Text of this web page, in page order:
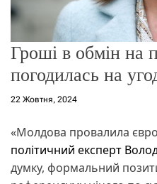
Гроші в обмін на
погодилась на
22 Жовтня, 2024
«Молдова провалила
політичний експерт
думку, формальний